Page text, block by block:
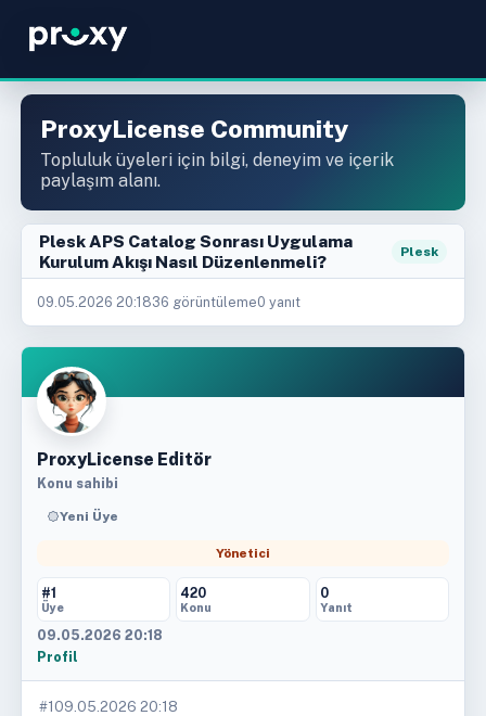
ProxyLicense Community
Topluluk üyeleri için bilgi, deneyim ve içerik
paylaşım alanı.
Plesk APS Catalog Sonrası Uygulama
Kurulum Akışı Nasıl Düzenlenmeli?
Plesk
09.05.2026 20:1836 görüntüleme0 yanıt
ProxyLicense Editör
Konu sahibi
Yeni Üye
Yönetici
#1
Üye
420
Konu
0
Yanıt
09.05.2026 20:18
Profil
#1 09.05.2026 20:18